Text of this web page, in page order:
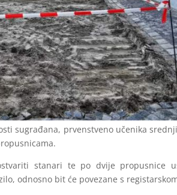
sugrađana, prvenstveno učenika
stanari te po dvije propusnice
odnosno bit će povezane s